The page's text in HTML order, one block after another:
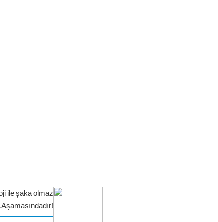
ile şaka olmaz